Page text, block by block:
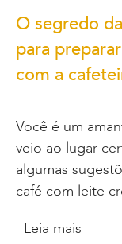
O segredo
para
com a
Você é um
veio ao lugar
algumas
café com leite
Leia mais